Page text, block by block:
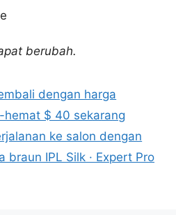
berubah.
dengan harga
$ 40 sekarang
ke salon dengan
braun IPL Silk · Expert Pro